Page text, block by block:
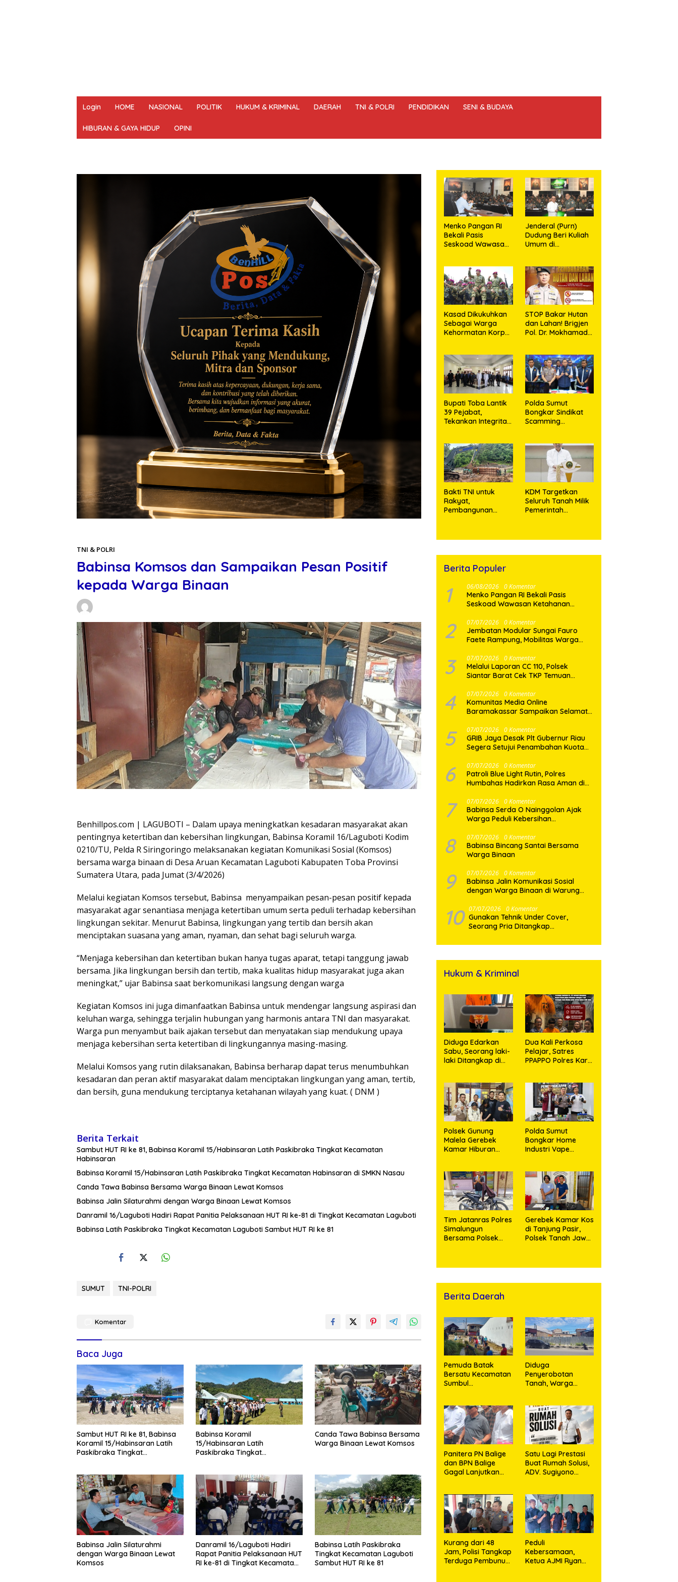
Login HOME NASIONAL POLITIK HUKUM & KRIMINAL DAERAH TNI & POLRI PENDIDIKAN SENI & BUDAYA
HIBURAN & GAYA HIDUP OPINI
TNI & POLRI
Babinsa Komsos dan Sampaikan Pesan Positif
kepada Warga Binaan
Benhillpos.com | LAGUBOTI – Dalam upaya meningkatkan kesadaran masyarakat akan
pentingnya ketertiban dan kebersihan lingkungan, Babinsa Koramil 16/Laguboti Kodim
0210/TU, Pelda R Siringoringo melaksanakan kegiatan Komunikasi Sosial (Komsos)
bersama warga binaan di Desa Aruan Kecamatan Laguboti Kabupaten Toba Provinsi
Sumatera Utara, pada Jumat (3/4/2026)
Melalui kegiatan Komsos tersebut, Babinsa menyampaikan pesan-pesan positif kepada
masyarakat agar senantiasa menjaga ketertiban umum serta peduli terhadap kebersihan
lingkungan sekitar. Menurut Babinsa, lingkungan yang tertib dan bersih akan
menciptakan suasana yang aman, nyaman, dan sehat bagi seluruh warga.
“Menjaga kebersihan dan ketertiban bukan hanya tugas aparat, tetapi tanggung jawab
bersama. Jika lingkungan bersih dan tertib, maka kualitas hidup masyarakat juga akan
meningkat,” ujar Babinsa saat berkomunikasi langsung dengan warga
Kegiatan Komsos ini juga dimanfaatkan Babinsa untuk mendengar langsung aspirasi dan
keluhan warga, sehingga terjalin hubungan yang harmonis antara TNI dan masyarakat.
Warga pun menyambut baik ajakan tersebut dan menyatakan siap mendukung upaya
menjaga kebersihan serta ketertiban di lingkungannya masing-masing.
‎Melalui Komsos yang rutin dilaksanakan, Babinsa berharap dapat terus menumbuhkan
kesadaran dan peran aktif masyarakat dalam menciptakan lingkungan yang aman, tertib,
dan bersih, guna mendukung terciptanya ketahanan wilayah yang kuat. ( DNM )
Berita Terkait
Sambut HUT RI ke 81, Babinsa Koramil 15/Habinsaran Latih Paskibraka Tingkat Kecamatan
Habinsaran
Babinsa Koramil 15/Habinsaran Latih Paskibraka Tingkat Kecamatan Habinsaran di SMKN Nasau
Canda Tawa Babinsa Bersama Warga Binaan Lewat Komsos
Babinsa Jalin Silaturahmi dengan Warga Binaan Lewat Komsos
Danramil 16/Laguboti Hadiri Rapat Panitia Pelaksanaan HUT RI ke-81 di Tingkat Kecamatan Laguboti
Babinsa Latih Paskibraka Tingkat Kecamatan Laguboti Sambut HUT RI ke 81
SUMUT TNI-POLRI
Komentar
Baca Juga
Sambut HUT RI ke 81, Babinsa
Koramil 15/Habinsaran Latih
Paskibraka Tingkat
Babinsa Koramil
15/Habinsaran Latih
Paskibraka Tingkat
Canda Tawa Babinsa Bersama
Warga Binaan Lewat Komsos
Babinsa Jalin Silaturahmi
dengan Warga Binaan Lewat
Komsos
Danramil 16/Laguboti Hadiri
Rapat Panitia Pelaksanaan HUT
RI ke-81 di Tingkat Kecamatan
Babinsa Latih Paskibraka
Tingkat Kecamatan Laguboti
Sambut HUT RI ke 81
Menko Pangan RI
Bekali Pasis
Seskoad Wawasan
Jenderal (Purn)
Dudung Beri Kuliah
Umum di
Strategis Presiden
Kasad Dikukuhkan
Sebagai Warga
Kehormatan Korps
STOP Bakar Hutan
dan Lahan! Brigjen
Pol. Dr. Mokhamad
Alam, Jangan
Pertaruhkan Masa
Depan!
Bupati Toba Lantik
39 Pejabat,
Tekankan Integritas
Polda Sumut
Bongkar Sindikat
Scamming
Korban Rugi Rp6,7
Miliar
Bakti TNI untuk
Rakyat,
Pembangunan
Abutmen
KDM Targetkan
Seluruh Tanah Milik
Pemerintah
Berita Populer
1 06/08/2026 0 Komentar
Menko Pangan RI Bekali Pasis
Seskoad Wawasan Ketahanan
2 07/07/2026 0 Komentar
Jembatan Modular Sungai Fauro
Faete Rampung, Mobilitas Warga
3 07/07/2026 0 Komentar
Melalui Laporan CC 110, Polsek
Siantar Barat Cek TKP Temuan
4 07/07/2026 0 Komentar
Komunitas Media Online
Baramakassar Sampaikan Selamat
Sulaiman atas Amanah Jabatan
Baru
5 07/07/2026 0 Komentar
GRIB Jaya Desak Plt Gubernur Riau
Segera Setujui Penambahan Kuota
Tertampung
6 07/07/2026 0 Komentar
Patroli Blue Light Rutin, Polres
Humbahas Hadirkan Rasa Aman di
7 07/07/2026 0 Komentar
Babinsa Serda O Nainggolan Ajak
Warga Peduli Kebersihan
8 07/07/2026 0 Komentar
Babinsa Bincang Santai Bersama
Warga Binaan
9 07/07/2026 0 Komentar
Babinsa Jalin Komunikasi Sosial
dengan Warga Binaan di Warung
10 07/07/2026 0 Komentar
Gunakan Tehnik Under Cover,
Seorang Pria Ditangkap
Barang Buktinya ‎
Hukum & Kriminal
Diduga Edarkan
Sabu, Seorang laki-
laki Ditangkap di
Timbangan Digital
dan Puluhan Plastik
Klip
Dua Kali Perkosa
Pelajar, Satres
PPAPPO Polres Karo
Polsek Gunung
Malela Gerebek
Kamar Hiburan
Penikmat Sabu
Menangis Saat
Diringkus
Polda Sumut
Bongkar Home
Industri Vape
Baku Diduga
Dipasok dari
Kamboja
Tim Jatanras Polres
Simalungun
Bersama Polsek
Tersangka
Gerebek Kamar Kos
di Tanjung Pasir,
Polsek Tanah Jawa
Berita Daerah
Pemuda Batak
Bersatu Kecamatan
Sumbul
Pembersihan
Massal Sambut HUT
Korem 023/KS dan
HUT Ke-81
Kemerdekaan RI
Diduga
Penyerobotan
Tanah, Warga
Memperjuangkan
Hak Kepemilikan
Panitera PN Balige
dan BPN Balige
Gagal Lanjutkan
Sebut Objek Salah
Lokasi
Satu Lagi Prestasi
Buat Rumah Solusi,
ADV. Sugiyono
Kurang dari 48
Jam, Polisi Tangkap
Terduga Pembunuh
Peduli
Kebersamaan,
Ketua AJMI Ryan